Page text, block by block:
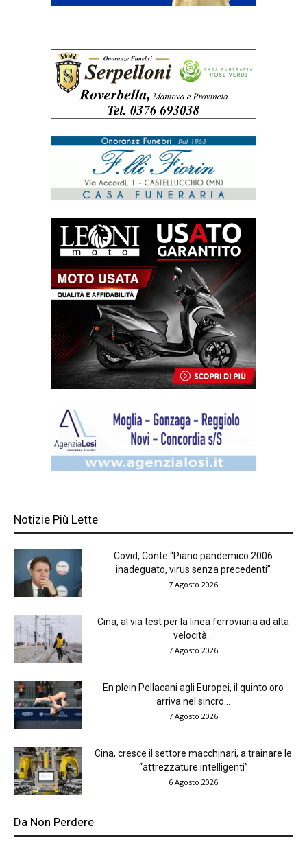
Notizie Più Lette
Covid, Conte “Piano pandemico 2006
inadeguato, virus senza precedenti”
7 Agosto 2026
Cina, al via test per la linea ferroviaria ad alta
velocità...
7 Agosto 2026
En plein Pellacani agli Europei, il quinto oro
arriva nel sincro...
7 Agosto 2026
Cina, cresce il settore macchinari, a trainare le
“attrezzature intelligenti”
6 Agosto 2026
Da Non Perdere